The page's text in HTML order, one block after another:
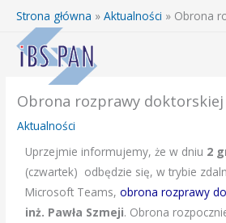
Przejdź
treści
Strona główna » Aktualności » Obrona
Obrona rozprawy doktorskiej
Aktualności
Uprzejmie informujemy, że w dniu 2
(czwartek) odbędzie się, w trybie
Microsoft Teams,obrona rozprawy
inż. Pawła Szmeji. Obrona